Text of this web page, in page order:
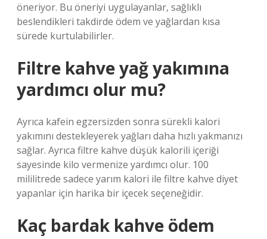
öneriyor. Bu öneriyi uygulayanlar, sağlıklı
beslendikleri takdirde ödem ve yağlardan kısa
sürede kurtulabilirler.
Filtre kahve yağ yakımına
yardımcı olur mu?
Ayrıca kafein egzersizden sonra sürekli kalori
yakımını destekleyerek yağları daha hızlı yakmanızı
sağlar. Ayrıca filtre kahve düşük kalorili içeriği
sayesinde kilo vermenize yardımcı olur. 100
mililitrede sadece yarım kalori ile filtre kahve diyet
yapanlar için harika bir içecek seçeneğidir.
Kaç bardak kahve ödem